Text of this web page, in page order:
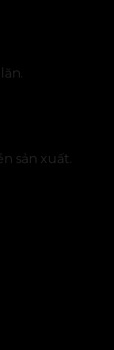
sản xuất.